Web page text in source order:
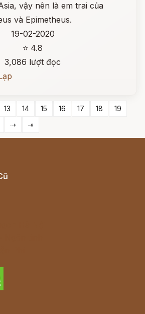
vậy nên là em trai của
và Epimetheus.
19-02-2020
⭐ 4.8
3,086 lượt đọc
13 14 15 16 17 18
19
⇢ ⇥